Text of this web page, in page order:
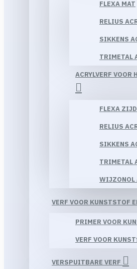
FLEXA MAT
RELIUS
SIKKENS
TRIMETAL
ACRYLVERF VOOR
FLEXA
RELIUS
SIKKENS
TRIMETAL
WIJZONOL
VERF VOOR KUNSTSTOF
PRIMER VOOR
VERF VOOR
VERSPUITBARE VERF